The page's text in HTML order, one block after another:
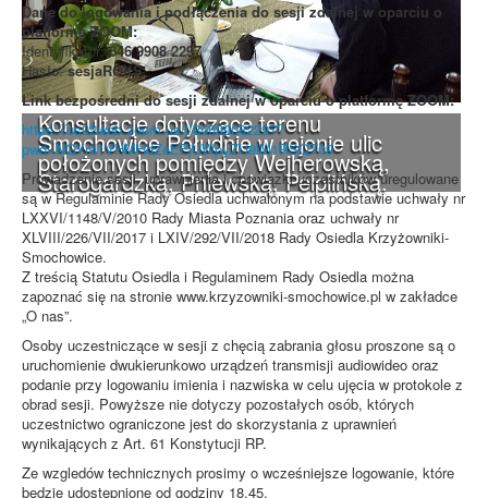
Konsultacje dotyczące terenu
Smochowice Południe w rejonie ulic
położonych pomiędzy Wejherowską,
Starogardzką, Pniewską, Pelplińską.
Dane do logowania i podłączenia do sesji zdalnej w oparciu o
platformę ZOOM:
Identyfikator:846 9908 2297
Hasło:sesjaROKS
Link bezpośredni do sesji zdalnej w oparciu o platformę ZOOM:
https://us02web.zoom.us/j/84699082297?
pwd=NGYrd1VHMHdZeEFjUWpyZU9lM1RSQT09
Prowadzenie sesji, uprawnienia i obowiązki uczestników uregulowane
są w Regulaminie Rady Osiedla uchwalonym na podstawie uchwały nr
LXXVI/1148/V/2010 Rady Miasta Poznania oraz uchwały nr
XLVIII/226/VII/2017 i LXIV/292/VII/2018 Rady Osiedla Krzyżowniki-
Smochowice.
Z treścią Statutu Osiedla i Regulaminem Rady Osiedla można
zapoznać się na stronie www.krzyzowniki-smochowice.pl w zakładce
„O nas”.
Osoby uczestniczące w sesji z chęcią zabrania głosu proszone są o
uruchomienie dwukierunkowo urządzeń transmisji audiowideo oraz
podanie przy logowaniu imienia i nazwiska w celu ujęcia w protokole z
obrad sesji. Powyższe nie dotyczy pozostałych osób, których
uczestnictwo ograniczone jest do skorzystania z uprawnień
wynikających z Art. 61 Konstytucji RP.
Ze wzgledów technicznych prosimy o wcześniejsze logowanie, które
będzie udostępnione od godziny 18.45.